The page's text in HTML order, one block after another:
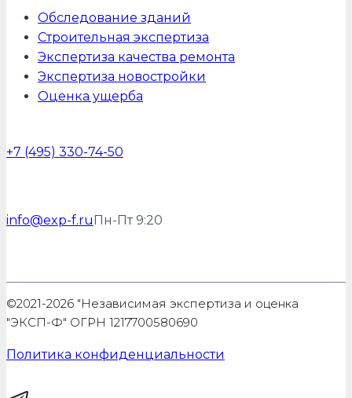
Обследование зданий
Строительная экспертиза
Экспертиза качества ремонта
Экспертиза новостройки
Оценка ущерба
+7 (495) 330-74-50
info@exp-f.ruПн-Пт 9:20
©2021-2026 "Независимая экспертиза и оценка
"ЭКСП-Ф" ОГРН 1217700580690
Политика конфиденциальности